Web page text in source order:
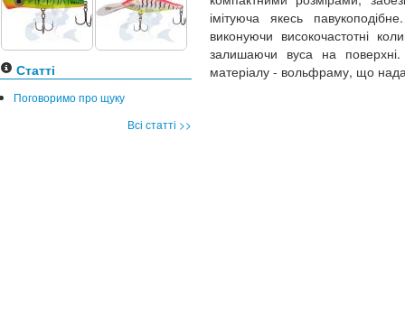
Статті
Поговоримо про щуку
Всі статті >>
імітуюча якесь
виконуючи високочастотні
залишаючи вуса на поверхні.
матеріалу - вольфраму, що